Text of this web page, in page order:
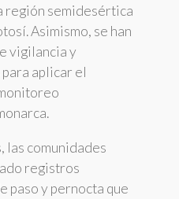
región semidesértica
Asimismo, se han
vigilancia y
aplicar el
las comunidades
registros
paso y pernocta que